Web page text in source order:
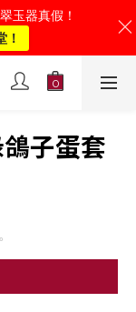
子蛋套
玉器真假！
！